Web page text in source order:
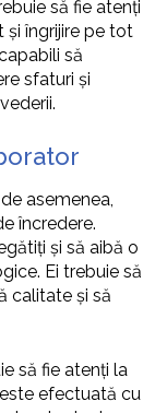
să fie atenți
și îngrijire pe tot
să
sfaturi și
asemenea,
încredere.
și să aibă o
Ei trebuie să
calitate și să
să fie atenți la
efectuată cu